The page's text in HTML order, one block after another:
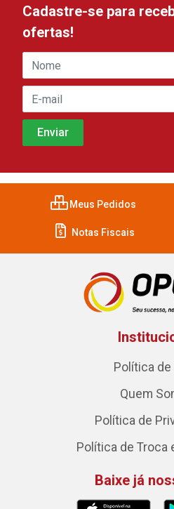
Cadastre-se para
ofertas!
Meus Pedidos
Notas Fiscais
Política
Quem
Política de
Política de Troca
Baixe já